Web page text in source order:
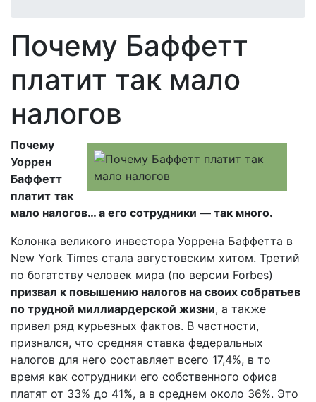
Почему Баффетт
платит так мало
налогов
Почему
Уоррен
Баффетт
платит так
мало налогов… а его сотрудники — так много.
Колонка великого инвестора Уоррена Баффетта в
New York Times стала августовским хитом. Третий
по богатству человек мира (по версии Forbes)
призвал к повышению налогов на своих собратьев
по трудной миллиардерской жизни, а также
привел ряд курьезных фактов. В частности,
признался, что средняя ставка федеральных
налогов для него составляет всего 17,4%, в то
время как сотрудники его собственного офиса
платят от 33% до 41%, а в среднем около 36%. Это